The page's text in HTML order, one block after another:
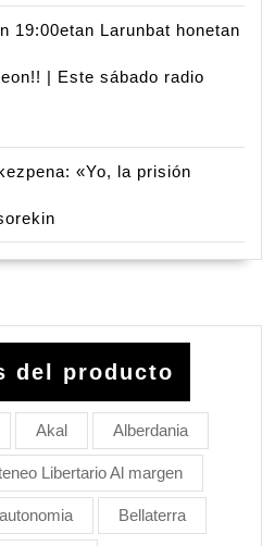
19:00etan Larunbat honetan
| Este sábado radio
«Yo, la prisión
del producto
Akal Alberdania
Libertario Al margen
autonomia Bellaterra